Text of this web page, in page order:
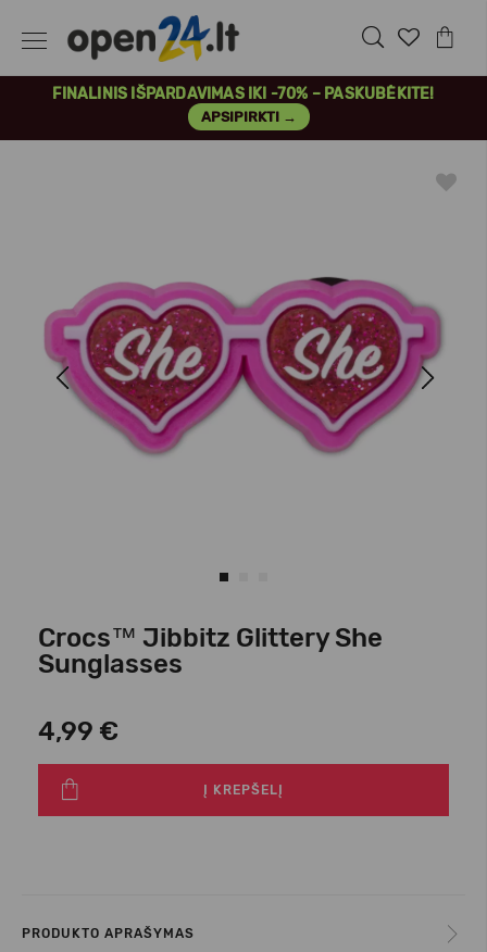
FINALINIS IŠPARDAVIMAS IKI -70% – PASKUBĖKITE!
APSIPIRKTI →
Previous Next
Crocs™ Jibbitz Glittery She
Sunglasses
4,99 €
Į KREPŠELĮ
PRODUKTO APRAŠYMAS